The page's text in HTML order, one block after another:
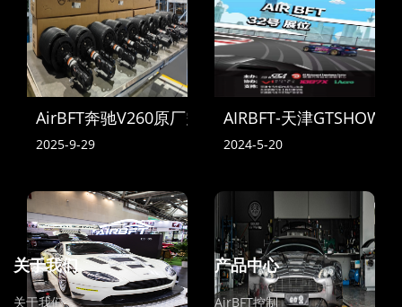
AirBFT奔驰V260原厂空气悬挂到货
2025-9-29
AIRBFT-天津GTSHOW
2024-5-20
关于我们
关于我们
产品中心
AirBFT控制